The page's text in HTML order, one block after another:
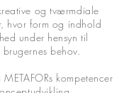
og tværmdiale
hvor form og indhold
under hensyn til
behov.
kompetencer